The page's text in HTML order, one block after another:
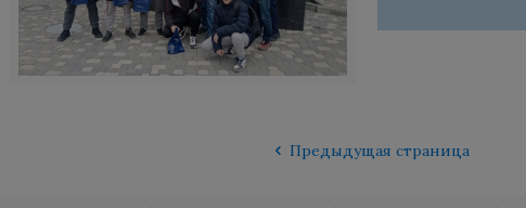
Предыдущая страница